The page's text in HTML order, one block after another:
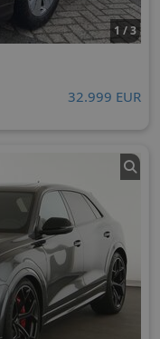
1 / 3
32.999 EUR